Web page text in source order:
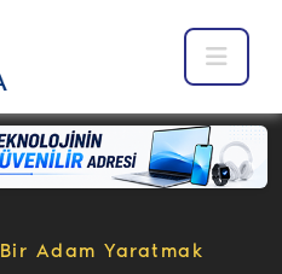
Bir Adam Yaratmak